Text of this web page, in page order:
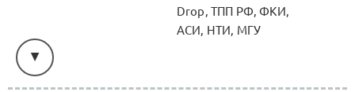
Drop, ТПП РФ, ФКИ,
АСИ, НТИ, МГУ